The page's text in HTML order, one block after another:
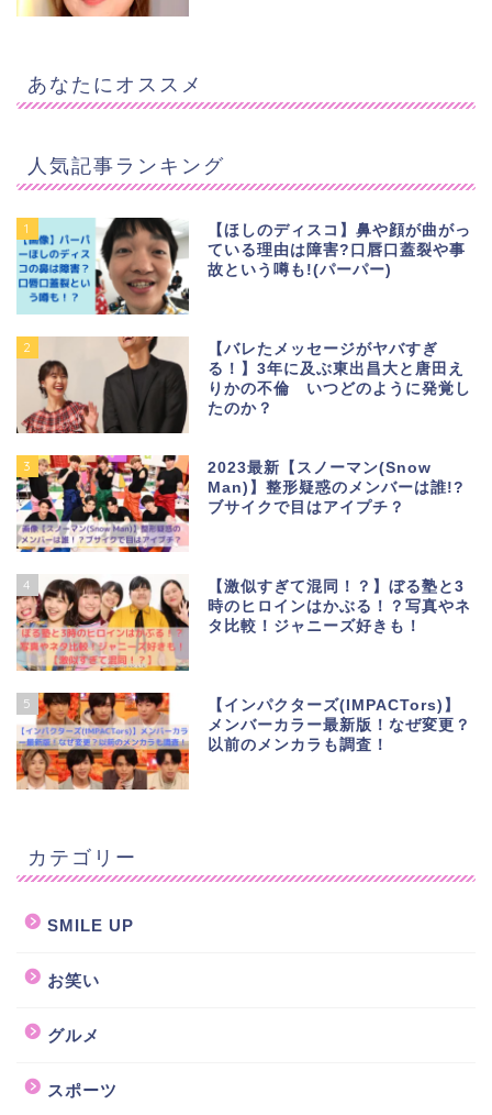
あなたにオススメ
人気記事ランキング
1
【ほしのディスコ】鼻や顔が曲がっ
ている理由は障害?口唇口蓋裂や事
故という噂も!(パーパー)
2
【バレたメッセージがヤバすぎ
る！】3年に及ぶ東出昌大と唐田え
りかの不倫 いつどのように発覚し
たのか？
3
2023最新【スノーマン(Snow
Man)】整形疑惑のメンバーは誰!?
ブサイクで目はアイプチ？
4
【激似すぎて混同！？】ぼる塾と3
時のヒロインはかぶる！？写真やネ
タ比較！ジャニーズ好きも！
5
【インパクターズ(IMPACTors)】
メンバーカラー最新版！なぜ変更？
以前のメンカラも調査！
カテゴリー
SMILE UP
お笑い
グルメ
スポーツ